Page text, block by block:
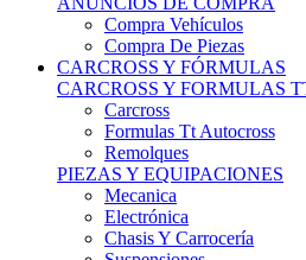
Compra De Piezas
CARCROSS Y FÓRMULAS
CARCROSS Y FORMULAS TT
Carcross
Formulas Tt Autocross
Remolques
PIEZAS Y EQUIPACIONES
Mecanica
Electrónica
Chasis Y Carrocería
Suspensiones
Frenos